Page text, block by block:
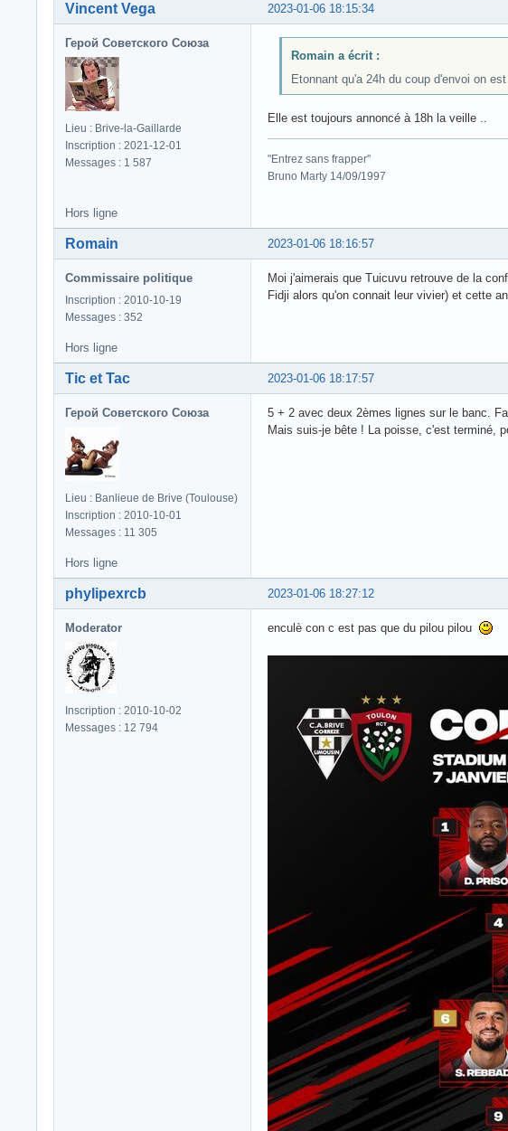
2023-01-06 18:15:34
Vincent Vega
Герой Советского Союза
Lieu : Brive-la-Gaillarde
Inscription : 2021-12-01
Messages : 1 587
Romain a écrit :
Etonnant qu'a 24h du coup d'envoi on
Elle est toujours annoncé à 18h la veille ..
"Entrez sans frapper"
Bruno Marty 14/09/1997
Hors ligne
2023-01-06 18:16:57
Romain
Commissaire politique
Inscription : 2010-10-19
Messages : 352
Moi j'aimerais que Tuicuvu retrouve de la
Fidji alors qu'on connait leur vivier) et cette
Hors ligne
2023-01-06 18:17:57
Tic et Tac
Герой Советского Союза
Lieu : Banlieue de Brive (Toulouse)
Inscription : 2010-10-01
Messages : 11 305
5 + 2 avec deux 2èmes lignes sur le banc.
Mais suis-je bête ! La poisse, c'est terminé,
Hors ligne
2023-01-06 18:27:12
phylipexrcb
Moderator
Inscription : 2010-10-02
Messages : 12 794
enculè con c est pas que du pilou pilou